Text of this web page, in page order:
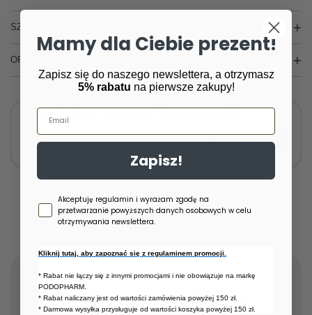
SZCZEGÓŁOWE DANE
OPINIE
Potrzebujesz pomocy? Masz pytania?
Zadaj pytanie a my odpowiemy niezwłocznie,
najciekawsze pytania i odpowiedzi publikując
Zadaj pytanie
INNE KLIENTKI KUPIŁY
RÓWNIEŻ:
Mamy dla Ciebie prezent!
Zapisz się do naszego newslettera, a otrzymasz
5% rabatu na pierwsze zakupy!
Email
Zapisz!
Zgoda newsletter
Akceptuję regulamin i wyrażam zgodę na
przetwarzanie powyższych danych osobowych w celu
otrzymywania newslettera.
Kliknij tutaj, aby zapoznać się z regulaminem promocji.
* Rabat nie łączy się z innymi promocjami i nie obowiązuje na markę
PODOPHARM.
* Rabat naliczany jest od wartości zamówienia powyżej 150 zł.
* Darmowa wysyłka przysługuje od wartości koszyka powyżej 150 zł.